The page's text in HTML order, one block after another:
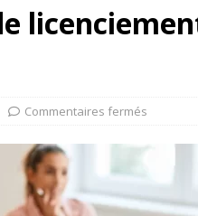
Commentaires fermés